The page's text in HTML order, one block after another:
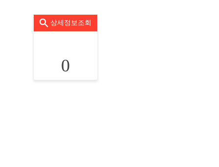
상세정보조회
0